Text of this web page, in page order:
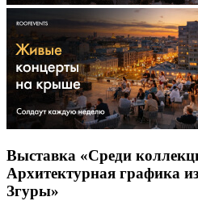
Выставка «Среди
Архитектурная графика
Згуры»